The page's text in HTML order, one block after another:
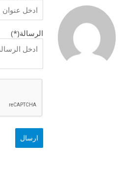
الرسالة(*)